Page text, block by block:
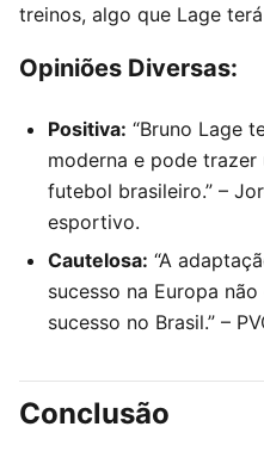
treinos, algo que Lage
Opiniões Diversas:
Positiva: “Bruno Lage
moderna e pode
futebol brasileiro.” –
esportivo.
Cautelosa: “A
sucesso na Europa
sucesso no Brasil.” –
Conclusão